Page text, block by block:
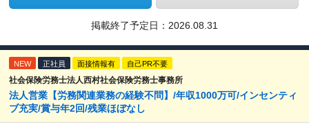
掲載終了予定日： 2026.08.31
NEW 正社員 面接情報有 自己PR不要
社会保険労務士法人西村社会保険労務士事務所
法人営業【労務関連業務の経験不問】/年収1000万可/インセンティ
ブ充実/賞与年2回/残業ほぼなし